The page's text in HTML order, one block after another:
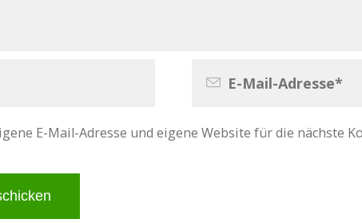
E-Mail-Adresse und eigene Website für die nächste